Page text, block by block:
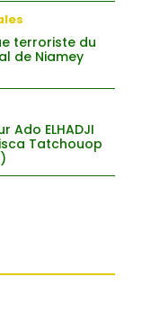
terroriste du
de Niamey
Ado ELHADJI
Tatchouop